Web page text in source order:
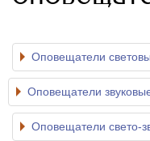
Оповещатели
Оповещатели
Оповещатели свето-